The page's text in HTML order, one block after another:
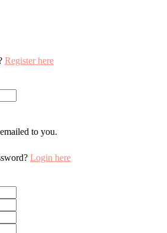
Register here
to you.
Login here